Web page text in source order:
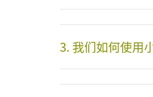
3. 我们如何使用